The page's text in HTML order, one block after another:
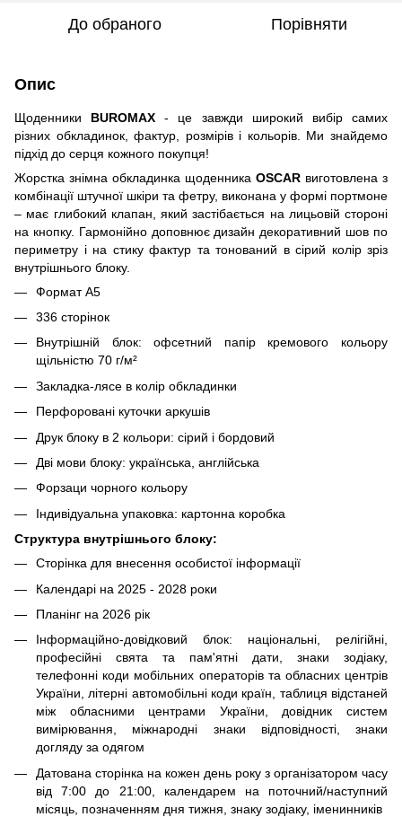
До обраного Порівняти
Опис
Щоденники BUROMAX - це завжди широкий вибір самих
різних обкладинок, фактур, розмірів і кольорів. Ми знайдемо
підхід до серця кожного покупця!
Жорстка знімна обкладинка щоденника OSCAR виготовлена з
комбінації штучної шкіри та фетру, виконана у формі портмоне
– має глибокий клапан, який застібається на лицьовій стороні
на кнопку. Гармонійно доповнює дизайн декоративний шов по
периметру і на стику фактур та тонований в сірий колір зріз
внутрішнього блоку.
Формат А5
336 сторінок
Внутрішній блок: офсетний папір кремового кольору
щільністю 70 г/м²
Закладка-лясе в колір обкладинки
Перфоровані куточки аркушів
Друк блоку в 2 кольори: сірий і бордовий
Дві мови блоку: українська, англійська
Форзаци чорного кольору
Індивідуальна упаковка: картонна коробка
Структура внутрішнього блоку:
Сторінка для внесення особистої інформації
Календарі на 2025 - 2028 роки
Планінг на 2026 рік
Інформаційно-довідковий блок: національні, релігійні,
професійні свята та пам'ятні дати, знаки зодіаку,
телефонні коди мобільних операторів та обласних центрів
України, літерні автомобільні коди країн, таблиця відстаней
між обласними центрами України, довідник систем
вимірювання, міжнародні знаки відповідності, знаки
догляду за одягом
Датована сторінка на кожен день року з організатором часу
від 7:00 до 21:00, календарем на поточний/наступний
місяць, позначенням дня тижня, знаку зодіаку, іменинників